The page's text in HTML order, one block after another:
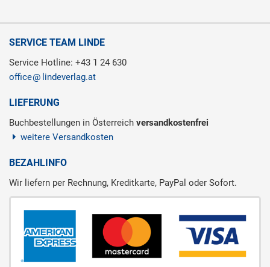
SERVICE TEAM LINDE
Service Hotline: +43 1 24 630
office
lindeverlag.at
LIEFERUNG
Buchbestellungen in Österreich versandkostenfrei
weitere Versandkosten
BEZAHLINFO
Wir liefern per Rechnung, Kreditkarte, PayPal oder Sofort.